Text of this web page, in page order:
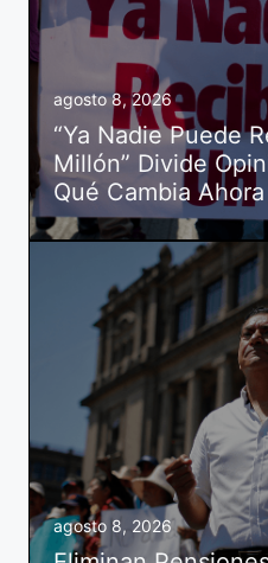
agosto 8, 2026
“Ya Nadie Puede
Millón” Divide
Qué Cambia Ahora
agosto 8, 2026